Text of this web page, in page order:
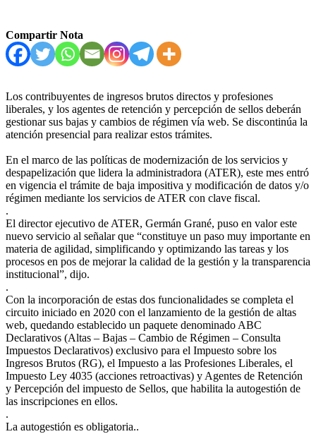
Compartir Nota
Los contribuyentes de ingresos brutos directos y profesiones
liberales, y los agentes de retención y percepción de sellos deberán
gestionar sus bajas y cambios de régimen vía web. Se discontinúa la
atención presencial para realizar estos trámites.
En el marco de las políticas de modernización de los servicios y
despapelización que lidera la administradora (ATER), este mes entró
en vigencia el trámite de baja impositiva y modificación de datos y/o
régimen mediante los servicios de ATER con clave fiscal.
.
El director ejecutivo de ATER, Germán Grané, puso en valor este
nuevo servicio al señalar que “constituye un paso muy importante en
materia de agilidad, simplificando y optimizando las tareas y los
procesos en pos de mejorar la calidad de la gestión y la transparencia
institucional”, dijo.
.
Con la incorporación de estas dos funcionalidades se completa el
circuito iniciado en 2020 con el lanzamiento de la gestión de altas
web, quedando establecido un paquete denominado ABC
Declarativos (Altas – Bajas – Cambio de Régimen – Consulta
Impuestos Declarativos) exclusivo para el Impuesto sobre los
Ingresos Brutos (RG), el Impuesto a las Profesiones Liberales, el
Impuesto Ley 4035 (acciones retroactivas) y Agentes de Retención
y Percepción del impuesto de Sellos, que habilita la autogestión de
las inscripciones en ellos.
.
La autogestión es obligatoria..